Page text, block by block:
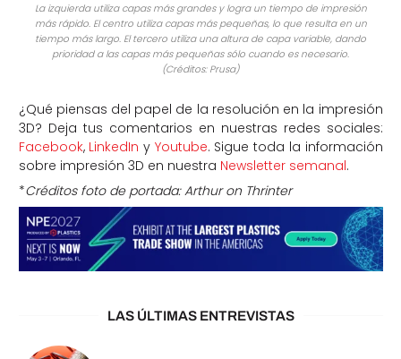
La izquierda utiliza capas más grandes y logra un tiempo de impresión
más rápido. El centro utiliza capas más pequeñas, lo que resulta en un
tiempo más largo. El tercero utiliza una altura de capa variable, dando
prioridad a las capas más pequeñas sólo cuando es necesario.
(Créditos: Prusa)
¿Qué piensas del papel de la resolución en la impresión
3D? Deja tus comentarios en nuestras redes sociales:
Facebook, LinkedIn y Youtube. Sigue toda la información
sobre impresión 3D en nuestra Newsletter semanal.
*Créditos foto de portada: Arthur on Thrinter
LAS ÚLTIMAS ENTREVISTAS